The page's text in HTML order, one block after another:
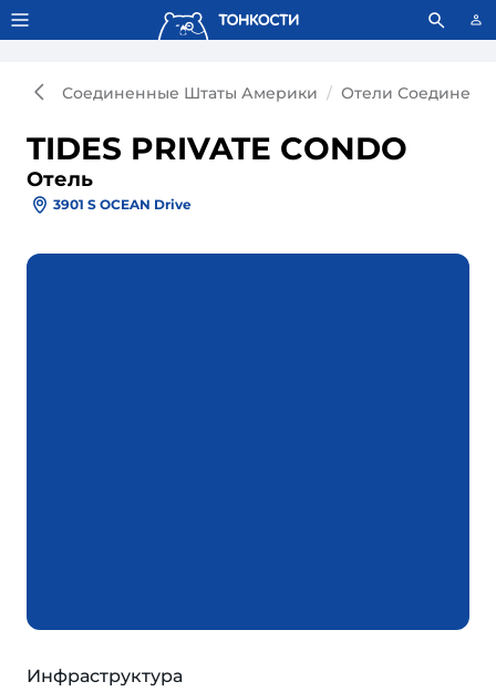
Тонкости используют сookie-файлы. Что это значит?
Соединенные Штаты Америки Отели
TIDES PRIVATE CONDO
Отель
3901 S OCEAN Drive
Инфраструктура